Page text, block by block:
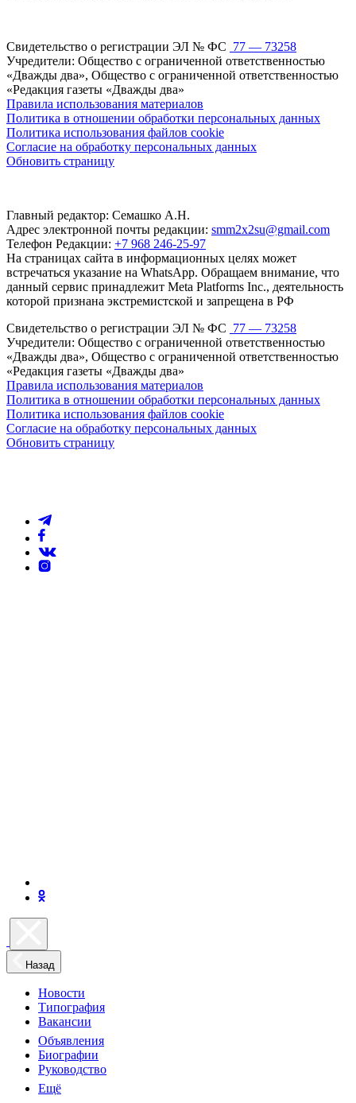
Свидетельство о регистрации ЭЛ № ФС 77 — 73258
Учредители: Общество с ограниченной ответственностью
«Дважды два», Общество с ограниченной ответственностью
«Редакция газеты «Дважды два»
Правила использования материалов
Политика в отношении обработки персональных данных
Политика использования файлов cookie
Согласие на обработку персональных данных
Обновить страницу
Главный редактор: Семашко А.Н.
Адрес электронной почты редакции: smm2x2su@gmail.com
Телефон Редакции: +7 968 246-25-97
На страницах сайта в информационных целях может
встречаться указание на WhatsApp. Обращаем внимание, что
данный сервис принадлежит Meta Platforms Inc., деятельность
которой признана экстремистской и запрещена в РФ
Свидетельство о регистрации ЭЛ № ФС 77 — 73258
Учредители: Общество с ограниченной ответственностью
«Дважды два», Общество с ограниченной ответственностью
«Редакция газеты «Дважды два»
Правила использования материалов
Политика в отношении обработки персональных данных
Политика использования файлов cookie
Согласие на обработку персональных данных
Обновить страницу
Назад
Новости
Типография
Вакансии
Объявления
Биографии
Руководство
Ещё